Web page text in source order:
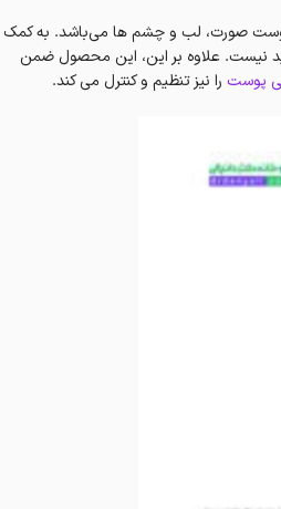
از سطح پوست صورت، لب و چشم ها می‌باشد. به کمک
نیست. علاوه بر این، این محصول ضمن
پوست را نیز تنظیم و کنترل می کند.